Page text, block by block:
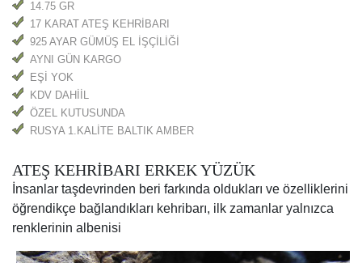
14.75 GR
17 KARAT ATEŞ KEHRİBARI
925 AYAR GÜMÜŞ EL İŞÇİLİĞİ
AYNI GÜN KARGO
EŞİ YOK
KDV DAHİİL
ÖZEL KUTUSUNDA
RUSYA 1.KALİTE BALTIK AMBER
ATEŞ KEHRİBARI ERKEK YÜZÜK
İnsanlar taşdevrinden beri farkında oldukları ve özelliklerini
öğrendikçe bağlandıkları kehribarı, ilk zamanlar yalnızca
renklerinin albenisi